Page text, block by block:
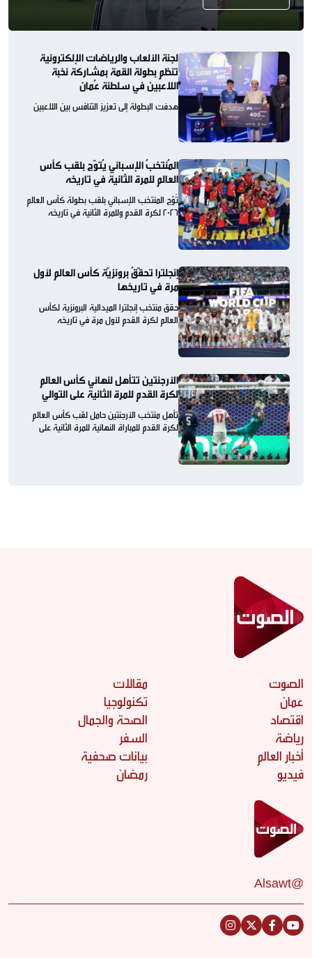
لجنة الألعاب والرياضات الإلكترونية
تنظم بطولة القمة بمشاركة نخبة
اللاعبين في سلطنة عُمان
هدفت البطولة إلى تعزيز التنافس بين اللاعبين
المُنتخبُ الإسباني يُتوّج بلقب كأس
العالم للمرة الثانية في تاريخه
تُوّج المنتخب الإسباني بلقب بطولة كأس العالم
2026 لكرة القدم وللمرة الثانية في تاريخه
إنجلترا تحقّقُ برونزيّة كأس العالم لأول
مرة في تاريخها
حقق منتخب إنجلترا الميدالية البرونزية لكأس
العالم لكرة القدم لأول مرة في تاريخه
الأرجنتين تتأهل لنهائي كأس العالم
لكرة القدم للمرة الثانية على التوالي
تأهل منتخب الأرجنتين حامل لقب كأس العالم
لكرة القدم للمباراة النهائية للمرة الثانية على
الصوت
عمان
اقتصاد
رياضة
أخبار العالم
فيديو
مقالات
تكنولوجيا
الصحة والجمال
السفر
بيانات صحفية
رمضان
@Alsawt